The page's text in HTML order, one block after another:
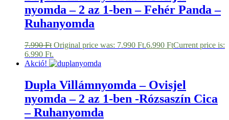
nyomda – 2 az 1-ben – Fehér Panda –
Ruhanyomda
7.990Ft Original price was: 7.990 Ft.6.990 FtCurrent price is:
6.990 Ft.
Akció!
Dupla Villámnyomda – Ovisjel
nyomda – 2 az 1-ben -Rózsaszín Cica
– Ruhanyomda